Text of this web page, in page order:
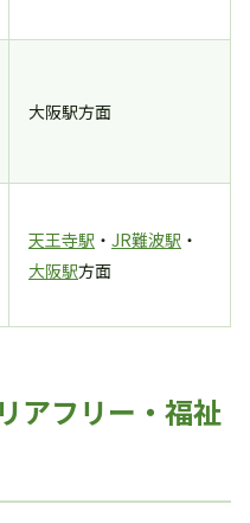
大阪駅方面
天王寺駅 ・ JR難波駅 ・
大阪駅方面
アフリー・福祉